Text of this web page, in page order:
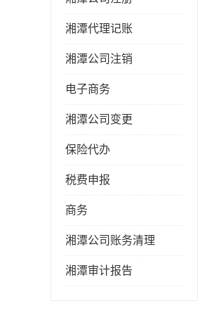
湘潭代理记账
湘潭公司注销
电子商务
湘潭公司变更
保险代办
税费申报
商务
湘潭公司账务清理
湘潭审计报告